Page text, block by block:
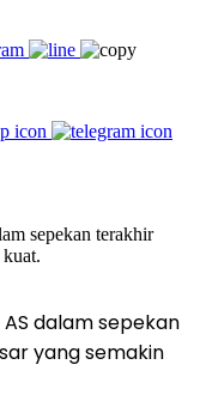
dalam sepekan
yang semakin